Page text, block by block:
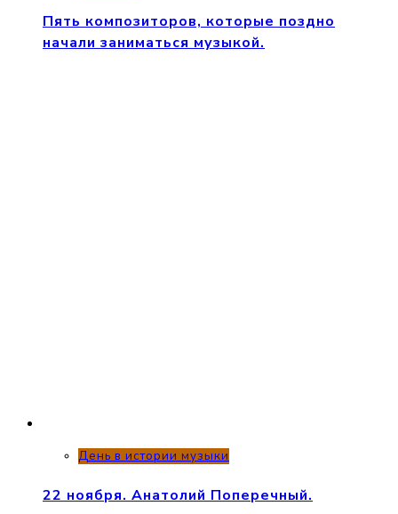
Пять композиторов, которые поздно
начали заниматься музыкой.
День в истории музыки
22 ноября. Анатолий Поперечный.